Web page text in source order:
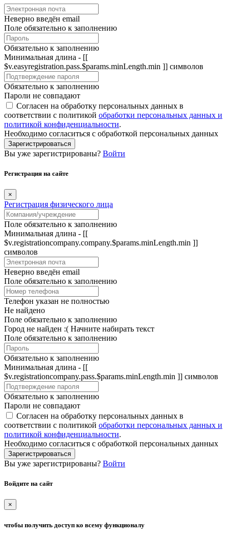
Неверно введён email
Поле обязательно к заполнению
Обязательно к заполнению
Минимальная длина - [[
$v.easyregistration.pass.$params.minLength.min ]] символов
Обязательно к заполнению
Пароли не совпадают
Согласен на обработку персональных данных в
соответствии с политикой обработки персональных данных и
политикой конфиденциальности.
Необходимо согласиться с обработкой персональных данных
Зарегистрироваться
Вы уже зарегистрированы? Войти
Регистрация на сайте
×
Регистрация физического лица
Поле обязательно к заполнению
Минимальная длина - [[
$v.registrationcompany.company.$params.minLength.min ]]
символов
Неверно введён email
Поле обязательно к заполнению
Телефон указан не полностью
Не найдено
Поле обязательно к заполнению
Город не найден :( Начните набирать текст
Поле обязательно к заполнению
Обязательно к заполнению
Минимальная длина - [[
$v.registrationcompany.pass.$params.minLength.min ]] символов
Обязательно к заполнению
Пароли не совпадают
Согласен на обработку персональных данных в
соответствии с политикой обработки персональных данных и
политикой конфиденциальности.
Необходимо согласиться с обработкой персональных данных
Зарегистрироваться
Вы уже зарегистрированы? Войти
Войдите на сайт
×
чтобы получить доступ ко всему функционалу